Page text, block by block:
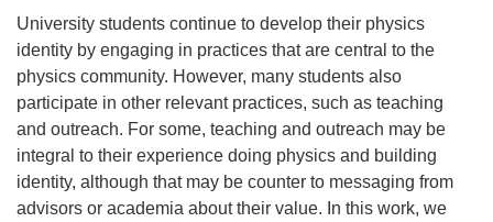
University students continue to develop their physics
identity by engaging in practices that are central to the
physics community. However, many students also
participate in other relevant practices, such as teaching
and outreach. For some, teaching and outreach may be
integral to their experience doing physics and building
identity, although that may be counter to messaging from
advisors or academia about their value. In this work, we